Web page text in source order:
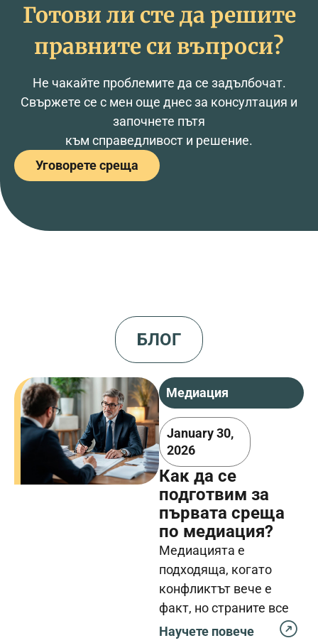
Готови ли сте да решите
правните си въпроси?
Не чакайте проблемите да се задълбочат.
Свържете се с мен още днес за консултация и
започнете пътя
към справедливост и решение.
Уговорете среща
БЛОГ
Медиация
January 30,
2026
Как да се
подготвим за
първата среща
по медиация?
Медиацията е
подходяща, когато
конфликтът вече е
факт, но страните все
още имат интерес той
Научете повече